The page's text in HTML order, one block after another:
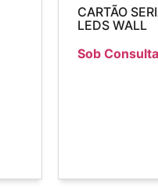
CARTÃO
LEDS WALL
Sob Consulta